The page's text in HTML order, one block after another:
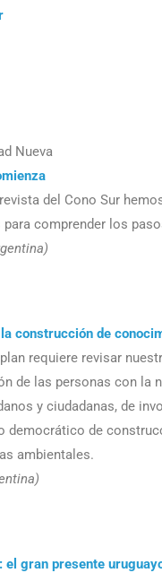
Nueva
del Cono Sur
para comprender los
construcción de
requiere revisar
de las personas con la
y ciudadanas, de
democrático de
ambientales.
el gran presente